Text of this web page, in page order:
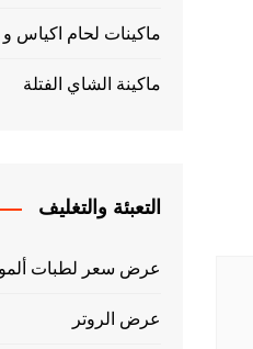
ماكينات لحام اكياس و
ماكينة الشاي الفتلة
التعبئة والتغليف
عرض سعر لطبات
عرض الروتر